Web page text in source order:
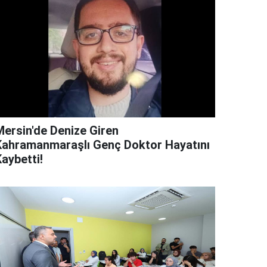
Denize Giren
Genç Doktor Hayatını